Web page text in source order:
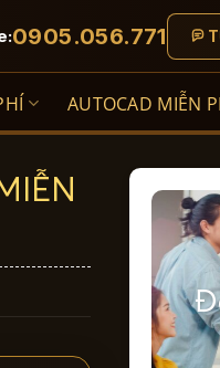
0905.056.771
AUTOCAD MIỄN